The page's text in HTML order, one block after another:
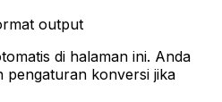
output
di halaman ini. Anda
pengaturan konversi jika